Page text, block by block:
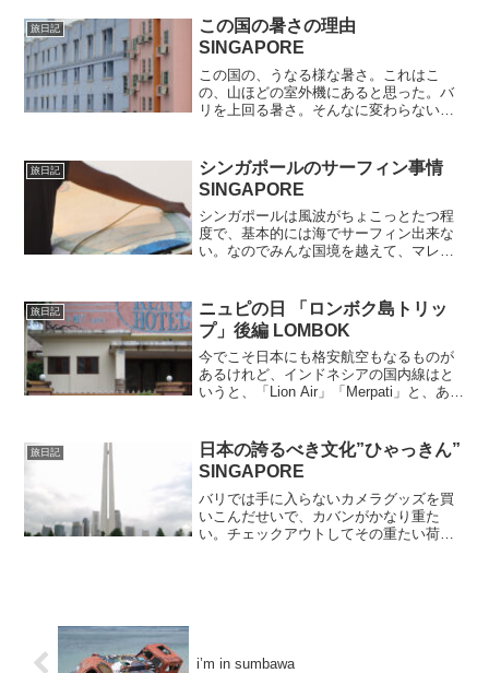
きました。世界中のたくさんの人が心配
し、応援してくれているんだ...
旅日記
この国の暑さの理由
SINGAPORE
この国の、うなる様な暑さ。これはこ
の、山ほどの室外機にあると思った。バ
リを上回る暑さ。そんなに変わらない緯
えないこの涼しさ、というか寒さ…。と
にかくもの凄い温度差なので...
旅日記
シンガポールのサーフィン事情
SINGAPORE
シンガポールは風波がちょこっとたつ程
度で、基本的には海でサーフィン出来な
い。なのでみんな国境を越えて、マレー
ルの中心地より◯車で２時間で行ける
「デザル」とその周辺か、◯...
旅日記
ニュピの日 「ロンボク島トリッ
プ」後編 LOMBOK
今でこそ日本にも格安航空もなるものが
あるけれど、インドネシアの国内線はと
いうと、「Lion Air」「Merpati」と、あん
にローカルがホンキでお祈り（無事の離
着陸を祈...
旅日記
日本の誇るべき文化”ひゃっきん”
SINGAPORE
バリでは手に入らないカメラグッズを買
いこんだせいで、カバンがかなり重た
い。チェックアウトしてその重たい荷物
i’m in sumbawa